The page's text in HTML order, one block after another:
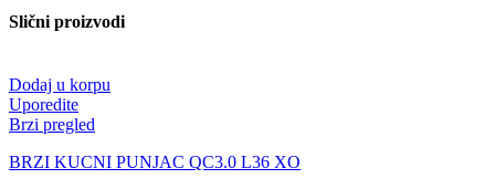
Slični proizvodi
Dodaj u korpu
Uporedite
Brzi pregled
BRZI KUCNI PUNJAC QC3.0 L36 XO